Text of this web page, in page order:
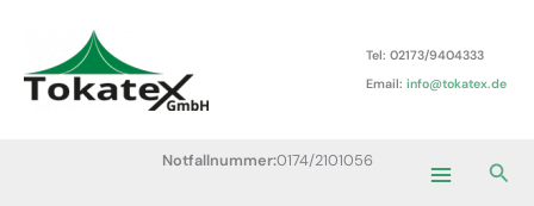
springen
Tel: 02173/9404333
Email: info@tokatex.de
Notfallnummer:0174/2101056
Menu